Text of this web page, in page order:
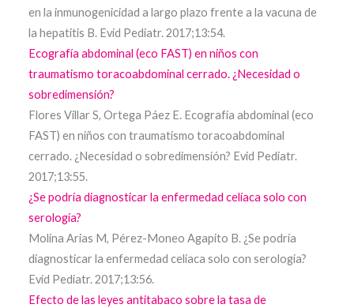
en la inmunogenicidad a largo plazo frente a la vacuna de
la hepatitis B. Evid Pediatr. 2017;13:54.
Ecografía abdominal (eco FAST) en niños con
traumatismo toracoabdominal cerrado. ¿Necesidad o
sobredimensión?
Flores Villar S, Ortega Páez E. Ecografía abdominal (eco
FAST) en niños con traumatismo toracoabdominal
cerrado. ¿Necesidad o sobredimensión? Evid Pediatr.
2017;13:55.
¿Se podría diagnosticar la enfermedad celíaca solo con
serología?
Molina Arias M, Pérez-Moneo Agapito B. ¿Se podría
diagnosticar la enfermedad celíaca solo con serología?
Evid Pediatr. 2017;13:56.
Efecto de las leyes antitabaco sobre la tasa de